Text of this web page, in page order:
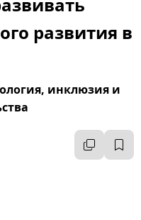
развития в
инклюзия и